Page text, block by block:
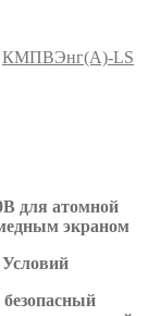
КМПВЭнг(А)-LS
для атомной
экраном